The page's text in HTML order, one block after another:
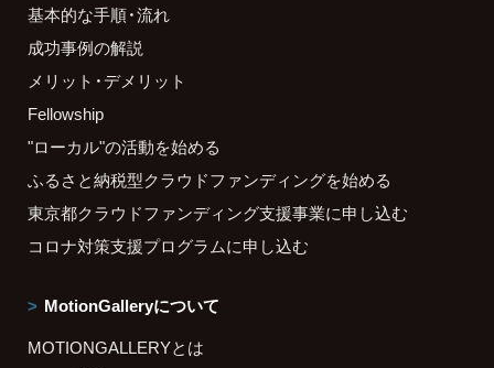
基本的な手順・流れ
成功事例の解説
メリット・デメリット
Fellowship
"ローカル"の活動を始める
ふるさと納税型クラウドファンディングを始める
東京都クラウドファンディング支援事業に申し込む
コロナ対策支援プログラムに申し込む
MotionGalleryについて
MOTIONGALLERYとは